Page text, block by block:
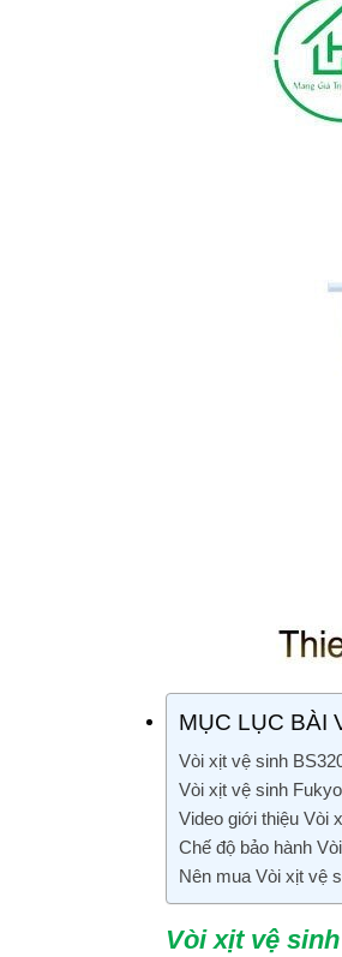
MỤC LỤC BÀI
Vòi xịt vệ sinh
Vòi xịt vệ sinh
Video giới thiệu Vòi
Chế độ bảo hành
Nên mua Vòi xịt vệ
Vòi xịt vệ